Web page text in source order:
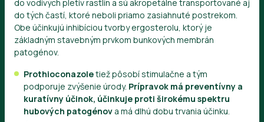
do vodivých pletív rastlín a sú akropetálne transportované aj
do tých častí, ktoré neboli priamo zasiahnuté postrekom.
Obe účinkujú inhibíciou tvorby ergosterolu, ktorý je
základným stavebným prvkom bunkových membrán
patogénov.
Prothioconazoletiež pôsobí stimulačne a tým
podporuje zvýšenie úrody. Prípravok má preventívny a
kuratívny účinok, účinkuje proti širokému spektru
hubových patogénov a má dlhú dobu trvania účinku.